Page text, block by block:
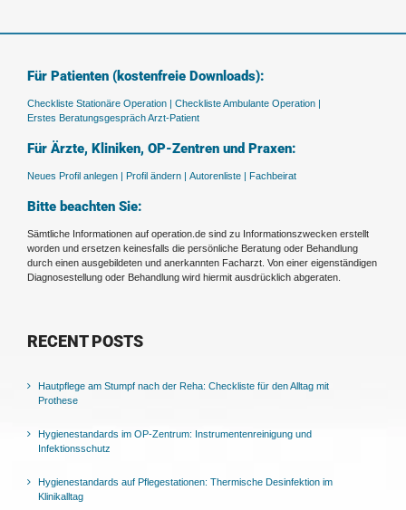
Für Patienten (kostenfreie Downloads):
Checkliste Stationäre Operation | Checkliste Ambulante Operation |
Erstes Beratungsgespräch Arzt-Patient
Für Ärzte, Kliniken, OP-Zentren und Praxen:
Neues Profil anlegen | Profil ändern | Autorenliste | Fachbeirat
Bitte beachten Sie:
Sämtliche Informationen auf operation.de sind zu Informationszwecken erstellt
worden und ersetzen keinesfalls die persönliche Beratung oder Behandlung
durch einen ausgebildeten und anerkannten Facharzt. Von einer eigenständigen
Diagnosestellung oder Behandlung wird hiermit ausdrücklich abgeraten.
RECENT POSTS
Hautpflege am Stumpf nach der Reha: Checkliste für den Alltag mit
Prothese
Hygienestandards im OP-Zentrum: Instrumentenreinigung und
Infektionsschutz
Hygienestandards auf Pflegestationen: Thermische Desinfektion im
Klinikalltag